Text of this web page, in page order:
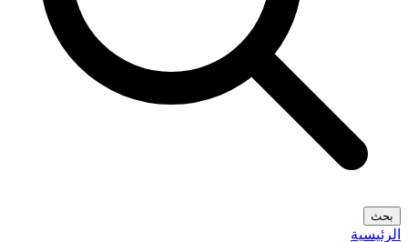
بحث
الرئيسية